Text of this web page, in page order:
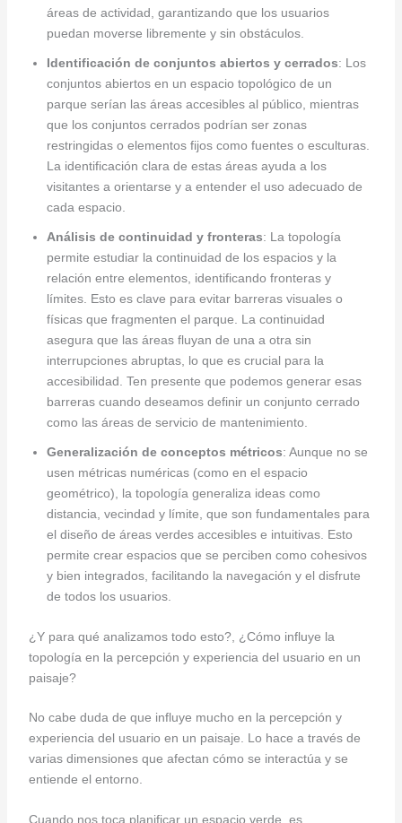
áreas de actividad, garantizando que los usuarios
puedan moverse libremente y sin obstáculos.
Identificación de conjuntos abiertos y cerrados: Los
conjuntos abiertos en un espacio topológico de un
parque serían las áreas accesibles al público, mientras
que los conjuntos cerrados podrían ser zonas
restringidas o elementos fijos como fuentes o esculturas.
La identificación clara de estas áreas ayuda a los
visitantes a orientarse y a entender el uso adecuado de
cada espacio.
Análisis de continuidad y fronteras: La topología
permite estudiar la continuidad de los espacios y la
relación entre elementos, identificando fronteras y
límites. Esto es clave para evitar barreras visuales o
físicas que fragmenten el parque. La continuidad
asegura que las áreas fluyan de una a otra sin
interrupciones abruptas, lo que es crucial para la
accesibilidad. Ten presente que podemos generar esas
barreras cuando deseamos definir un conjunto cerrado
como las áreas de servicio de mantenimiento.
Generalización de conceptos métricos: Aunque no se
usen métricas numéricas (como en el espacio
geométrico), la topología generaliza ideas como
distancia, vecindad y límite, que son fundamentales para
el diseño de áreas verdes accesibles e intuitivas. Esto
permite crear espacios que se perciben como cohesivos
y bien integrados, facilitando la navegación y el disfrute
de todos los usuarios.
¿Y para qué analizamos todo esto?, ¿Cómo influye la
topología en la percepción y experiencia del usuario en un
paisaje?
No cabe duda de que influye mucho en la percepción y
experiencia del usuario en un paisaje. Lo hace a través de
varias dimensiones que afectan cómo se interactúa y se
entiende el entorno.
Cuando nos toca planificar un espacio verde, es